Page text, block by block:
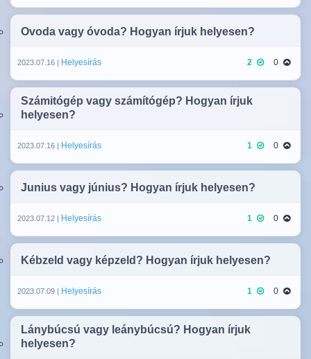
Ovoda vagy óvoda? Hogyan írjuk helyesen?
2023.07.16 | Helyesírás 2 0
Számitógép vagy számítógép? Hogyan írjuk
helyesen?
2023.07.16 | Helyesírás 1 0
Junius vagy június? Hogyan írjuk helyesen?
2023.07.12 | Helyesírás 1 0
Kébzeld vagy képzeld? Hogyan írjuk helyesen?
2023.07.09 | Helyesírás 1 0
Lánybúcsú vagy leánybúcsú? Hogyan írjuk
helyesen?